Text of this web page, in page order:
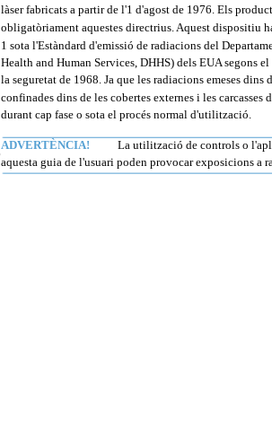
làser fabricats a partir de l'1 d'agost de 1976. Els
obligatòriament aquestes directrius. Aquest dispositiu
1 sota l'Estàndard d'emissió de radiacions del
Health and Human Services, DHHS) dels EUA segons
la seguretat de 1968. Ja que les radiacions emeses
confinades dins de les cobertes externes i les carcasses
durant cap fase o sota el procés normal d'utilització.
ADVERTÈNCIA!
La utilització de controls o
aquesta guia de l'usuari poden provocar exposicions a